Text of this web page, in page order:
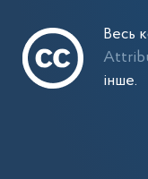
Весь
інше.